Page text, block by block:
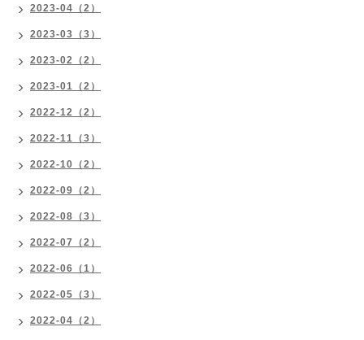
2023-04（2）
2023-03（3）
2023-02（2）
2023-01（2）
2022-12（2）
2022-11（3）
2022-10（2）
2022-09（2）
2022-08（3）
2022-07（2）
2022-06（1）
2022-05（3）
2022-04（2）